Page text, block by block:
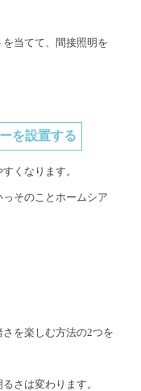
当てて、間接照明を
を設置する
くなります。
そのことホームシア
を楽しむ方法の2つを
さは変わります。